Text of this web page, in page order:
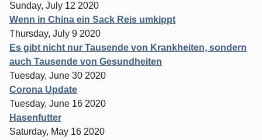
Sunday, July 12 2020
Wenn in China ein Sack Reis umkippt
Thursday, July 9 2020
Es gibt nicht nur Tausende von Krankheiten, sondern
auch Tausende von Gesundheiten
Tuesday, June 30 2020
Corona Update
Tuesday, June 16 2020
Hasenfutter
Saturday, May 16 2020